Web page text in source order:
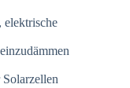
elektrische
Solarzellen